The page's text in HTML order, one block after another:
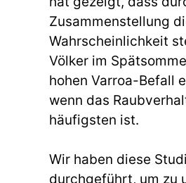
Zusammenstellung
Wahrscheinlichkeit
Völker im
hohen Varroa-Befall
wenn das
häufigsten ist.
Wir haben diese
durchgeführt, um zu